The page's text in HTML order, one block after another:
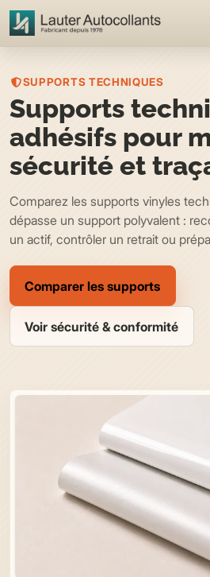
SUPPORTS TECHNIQUES
Supports
adhésifs pour
sécurité et
Comparez les supports vinyles
dépasse un support polyvalent :
un actif, contrôler un retrait ou
Comparer les supports
Voir sécurité & conformité